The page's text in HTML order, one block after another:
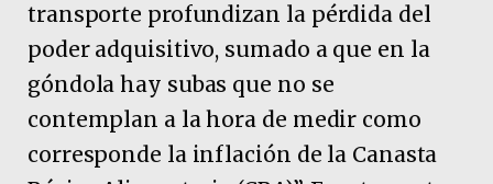
transporte profundizan la pérdida del
poder adquisitivo, sumado a que en la
góndola hay subas que no se
contemplan a la hora de medir como
corresponde la inflación de la Canasta